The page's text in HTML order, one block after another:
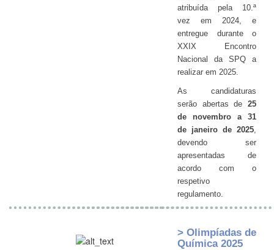
atribuída pela 10.ª
vez em 2024, e
entregue durante o
XXIX Encontro
Nacional da SPQ a
realizar em 2025.
As candidaturas
serão abertas de 25
de novembro a 31
de janeiro de 2025
devendo ser
apresentadas de
acordo com o
respetivo
regulamento.
> Olimpíadas de
Química 2025